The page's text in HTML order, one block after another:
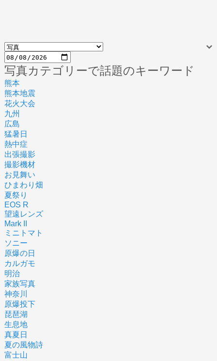
写真カテゴリーで話題のキーワード
熊本
熊本地震
花火大会
九州
広島
猛暑日
熱中症
出張撮影
撮影機材
お見舞い
ひまわり畑
夏祭り
EOS R
望遠レンズ
Mark II
ミニトマト
ソニー
原爆の日
カルガモ
明治
家族写真
神奈川
原爆投下
琵琶湖
生息地
真夏日
夏の風物詩
富士山